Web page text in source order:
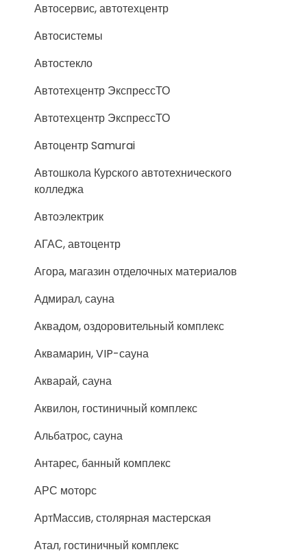
Автосервис, автотехцентр
Автосистемы
Автостекло
Автотехцентр ЭкспрессТО
Автотехцентр ЭкспрессТО
Автоцентр Samurai
Автошкола Курского автотехнического
колледжа
Автоэлектрик
АГАС, автоцентр
Агора, магазин отделочных материалов
Адмирал, сауна
Аквадом, оздоровительный комплекс
Аквамарин, VIP-сауна
Акварай, сауна
Аквилон, гостиничный комплекс
Альбатрос, сауна
Антарес, банный комплекс
АРС моторс
АртМассив, столярная мастерская
Атал, гостиничный комплекс